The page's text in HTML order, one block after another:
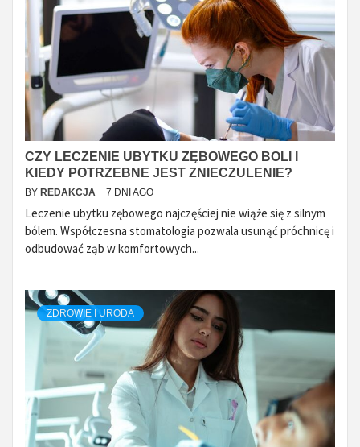
CZY LECZENIE UBYTKU ZĘBOWEGO BOLI I
KIEDY POTRZEBNE JEST ZNIECZULENIE?
BY REDAKCJA 7 DNI AGO
Leczenie ubytku zębowego najczęściej nie wiąże się z silnym
bólem. Współczesna stomatologia pozwala usunąć próchnicę i
odbudować ząb w komfortowych...
ZDROWIE I URODA